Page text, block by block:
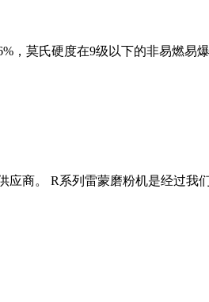
莫氏硬度在9级以下的非易燃易
商。 R系列雷蒙磨粉机是经过我